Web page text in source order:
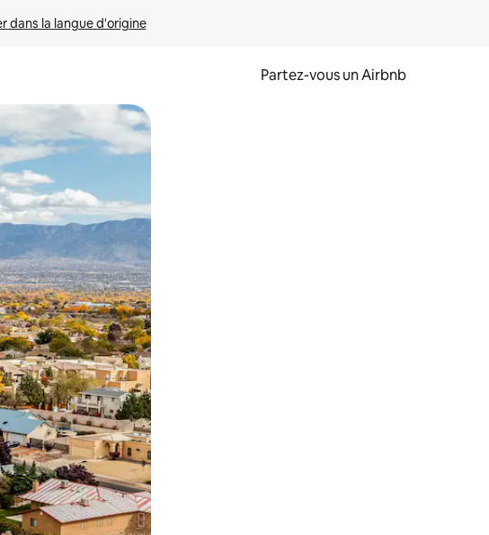
dans la langue d'origine
Partez-vous un Airbnb
dessus et en les faisant glisser.